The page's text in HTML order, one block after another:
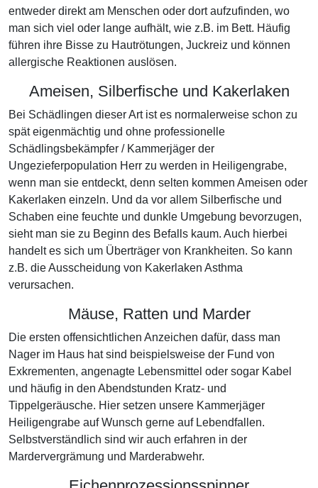
entweder direkt am Menschen oder dort aufzufinden, wo
man sich viel oder lange aufhält, wie z.B. im Bett. Häufig
führen ihre Bisse zu Hautrötungen, Juckreiz und können
allergische Reaktionen auslösen.
Ameisen, Silberfische und Kakerlaken
Bei Schädlingen dieser Art ist es normalerweise schon zu
spät eigenmächtig und ohne professionelle
Schädlingsbekämpfer / Kammerjäger der
Ungezieferpopulation Herr zu werden in Heiligengrabe,
wenn man sie entdeckt, denn selten kommen Ameisen oder
Kakerlaken einzeln. Und da vor allem Silberfische und
Schaben eine feuchte und dunkle Umgebung bevorzugen,
sieht man sie zu Beginn des Befalls kaum. Auch hierbei
handelt es sich um Überträger von Krankheiten. So kann
z.B. die Ausscheidung von Kakerlaken Asthma
verursachen.
Mäuse, Ratten und Marder
Die ersten offensichtlichen Anzeichen dafür, dass man
Nager im Haus hat sind beispielsweise der Fund von
Exkrementen, angenagte Lebensmittel oder sogar Kabel
und häufig in den Abendstunden Kratz- und
Tippelgeräusche. Hier setzen unsere Kammerjäger
Heiligengrabe auf Wunsch gerne auf Lebendfallen.
Selbstverständlich sind wir auch erfahren in der
Mardervergrämung und Marderabwehr.